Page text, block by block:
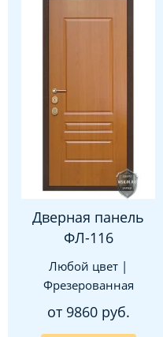
Дверная панель
ФЛ-116
Любой цвет |
Фрезерованная
от 9860 руб.